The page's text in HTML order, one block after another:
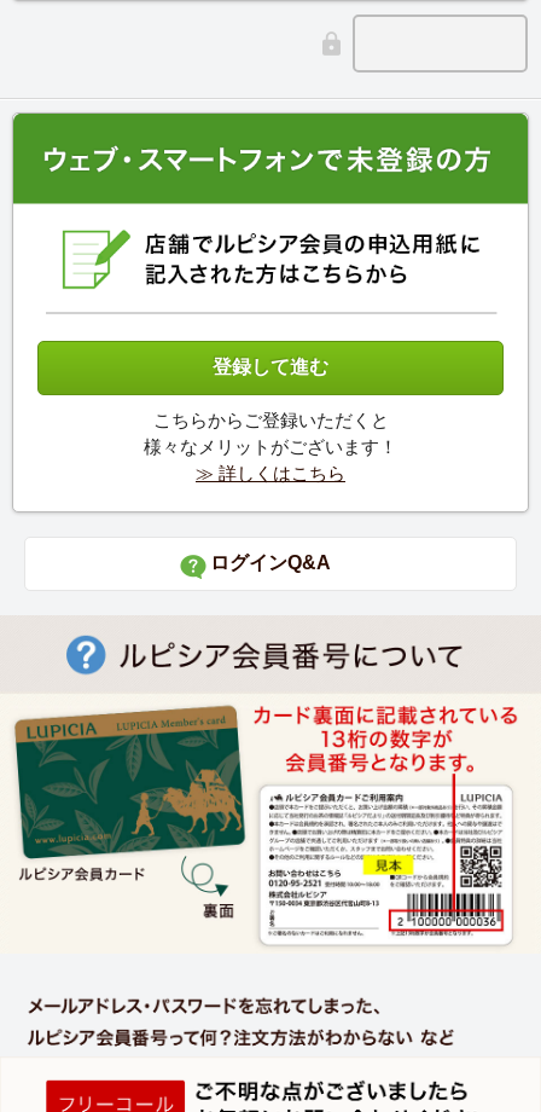
こちらからご登録いただくと
様々なメリットがございます！
≫ 詳しくはこちら